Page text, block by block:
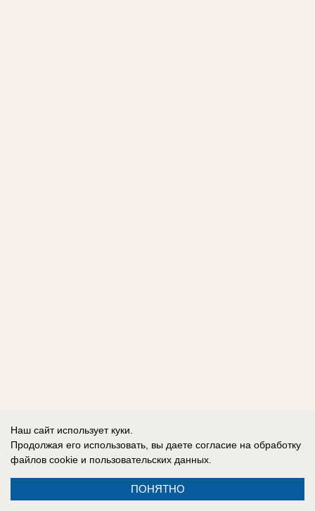
Наш сайт использует куки.
Продолжая его использовать, вы даете согласие на обработку
файлов cookie и пользовательских данных.
ПОНЯТНО